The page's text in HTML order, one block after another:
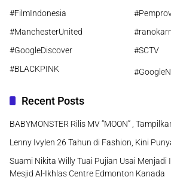
#FilmIndonesia
#ManchesterUnited
#GoogleDiscover
#SCTV
#BLACKPINK
Recent Posts
BABYMONSTER Rilis MV “MOON” ,
Lenny Ivylen 26 Tahun di Fashion, Kini
Suami Nikita Willy Tuai Pujian Usai
Mesjid Al-Ikhlas Centre Edmonton Kanada